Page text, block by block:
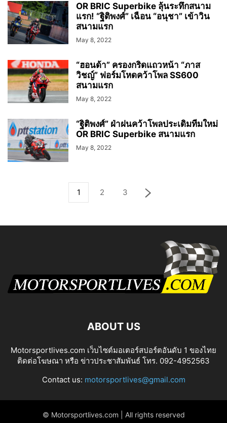
OR BRIC Superbike ลุ้นระทึกสนาม
แรก! “ฐิติพงศ์” เฉือน “อนุชา” เข้าวิน
สนามแรก
May 8, 2022
“ฮอนด้า” ครองกริดแถวหน้า “ภาส
วิชญ์” ฟอร์มโหดคว้าโพล SS600
สนามแรก
May 8, 2022
“ฐิติพงศ์” ฝ่าฝนคว้าโพลประเดิมทีมใหม่
OR BRIC Superbike สนามแรก
May 8, 2022
1 2 3
ABOUT US
Motorsportlives.com เว็บไซต์มอเตอร์สปอร์ตอันดับ 1 ของไทย
ติดต่อโฆษณา หรือ ข่าวประชาสัมพันธ์ โทร. 092-4952563
Contact us: motorsportlives@gmail.com
© Motorsportlives.com | All rights reserved